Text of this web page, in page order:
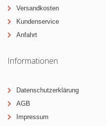
Versandkosten
Kundenservice
Anfahrt
Informationen
Datenschutzerklärung
AGB
Impressum